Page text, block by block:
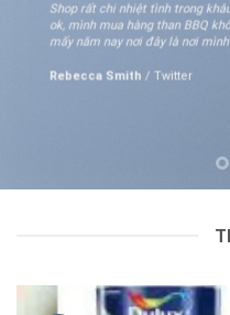
Shop rất chi nhiệt tình trong
ok, mình mua hàng than BBQ
mấy năm nay nơi đây là nơi
Rebecca Smith / Twitter